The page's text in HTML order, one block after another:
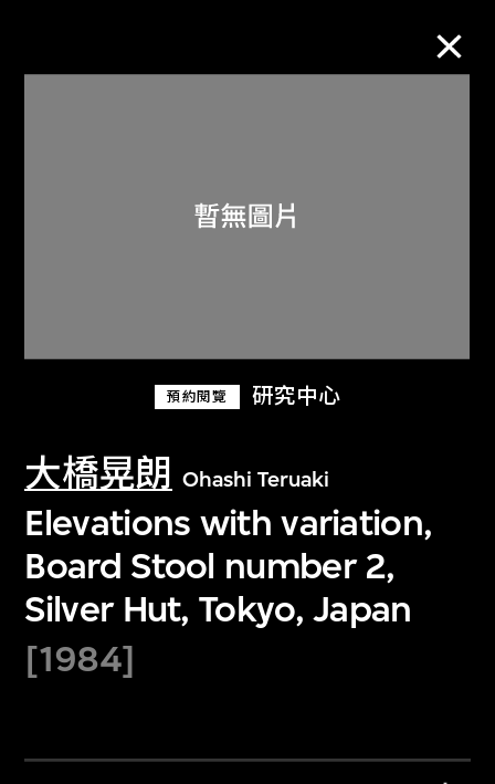
預約閱覽 研究中心
大橋晃朗 Ohashi Teruaki
Elevations with variation,
Board Stool number 2,
Silver Hut, Tokyo, Japan
[1984]
關於M+藏品
探索世界頂級的二十及二十一世紀視覺
文化藏品。